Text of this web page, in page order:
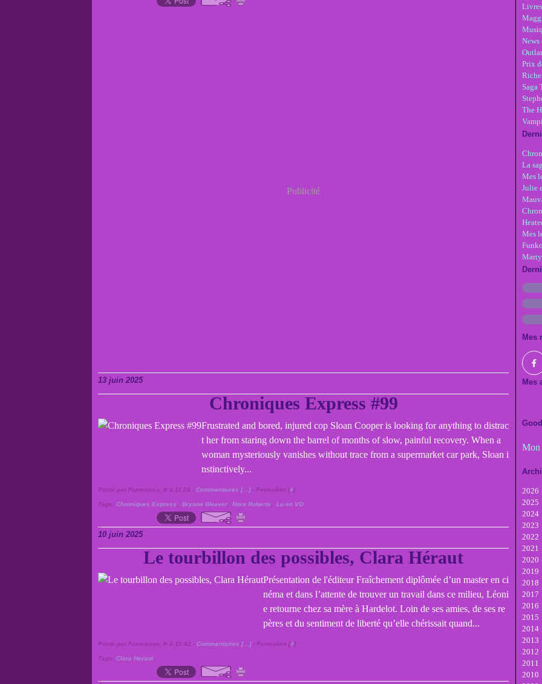
Publicité
13 juin 2025
Chroniques Express #99
Frustrated and bored, injured cop Sloan Cooper is looking for anything to distrac
t her from staring down the barrel of months of slow, painful recovery. When a
woman mysteriously vanishes without trace from a supermarket car park, Sloan i
nstinctively...
Posté par Francesca_fr à 11:24 - Commentaires [… ]- Permalien [#]
Tags: Chroniques Express Brynne Weaver, Nora Roberts Lu en VO
10 juin 2025
Le tourbillon des possibles, Clara Héraut
Présentation de l'éditeur Fraîchement diplômée d’un master en ci
néma et dans l’attente de trouver un travail dans ce milieu, Léoni
e retourne chez sa mère à Hardelot. Loin de ses amies, de ses re
pères et du sentiment de liberté qu’elle chérissait quand...
Posté par Francesca_fr à 10:42 - Commentaires [… ]- Permalien [#]
Tags: Clara Heraut
News
Prix
Saga
The
La
Mes
Julie
Mes
Mes
Mes
Mon
2026
2025
2024
2023
2022
2021
2020
2019
2018
2017
2016
2015
2014
2013
2012
2011
2010